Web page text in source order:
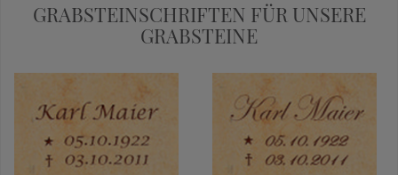
GRABSTEINSCHRIFTEN FÜR UNSERE
GRABSTEINE